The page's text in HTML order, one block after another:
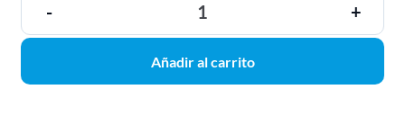
- +
Añadir al carrito